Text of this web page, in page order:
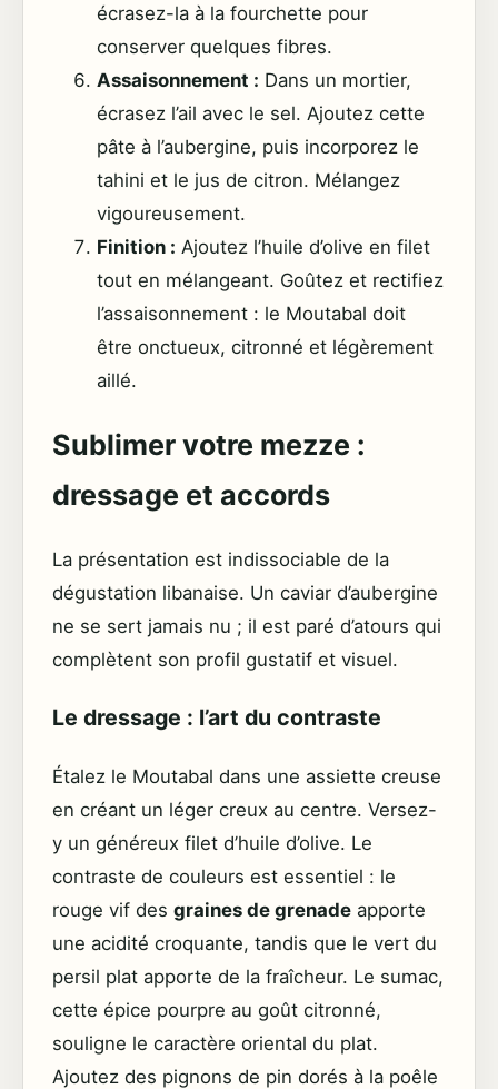
écrasez-la à la fourchette pour
conserver quelques fibres.
Assaisonnement : Dans un mortier,
écrasez l’ail avec le sel. Ajoutez cette
pâte à l’aubergine, puis incorporez le
tahini et le jus de citron. Mélangez
vigoureusement.
Finition : Ajoutez l’huile d’olive en filet
tout en mélangeant. Goûtez et rectifiez
l’assaisonnement : le Moutabal doit
être onctueux, citronné et légèrement
aillé.
Sublimer votre mezze :
dressage et accords
La présentation est indissociable de la
dégustation libanaise. Un caviar d’aubergine
ne se sert jamais nu ; il est paré d’atours qui
complètent son profil gustatif et visuel.
Le dressage : l’art du contraste
Étalez le Moutabal dans une assiette creuse
en créant un léger creux au centre. Versez-
y un généreux filet d’huile d’olive. Le
contraste de couleurs est essentiel : le
rouge vif des graines de grenade apporte
une acidité croquante, tandis que le vert du
persil plat apporte de la fraîcheur. Le sumac,
cette épice pourpre au goût citronné,
souligne le caractère oriental du plat.
Ajoutez des pignons de pin dorés à la poêle